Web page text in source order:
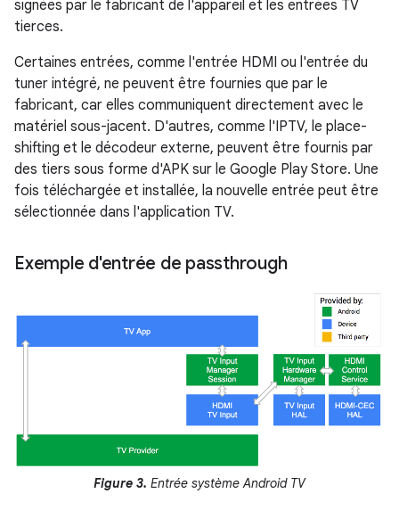
signées par le fabricant de l'appareil et les entrées TV
tierces.
Certaines entrées, comme l'entrée HDMI ou l'entrée du
tuner intégré, ne peuvent être fournies que par le
fabricant, car elles communiquent directement avec le
matériel sous-jacent. D'autres, comme l'IPTV, le place-
shifting et le décodeur externe, peuvent être fournis par
des tiers sous forme d'APK sur le Google Play Store. Une
fois téléchargée et installée, la nouvelle entrée peut être
sélectionnée dans l'application TV.
Exemple d'entrée de passthrough
Figure 3. Entrée système Android TV